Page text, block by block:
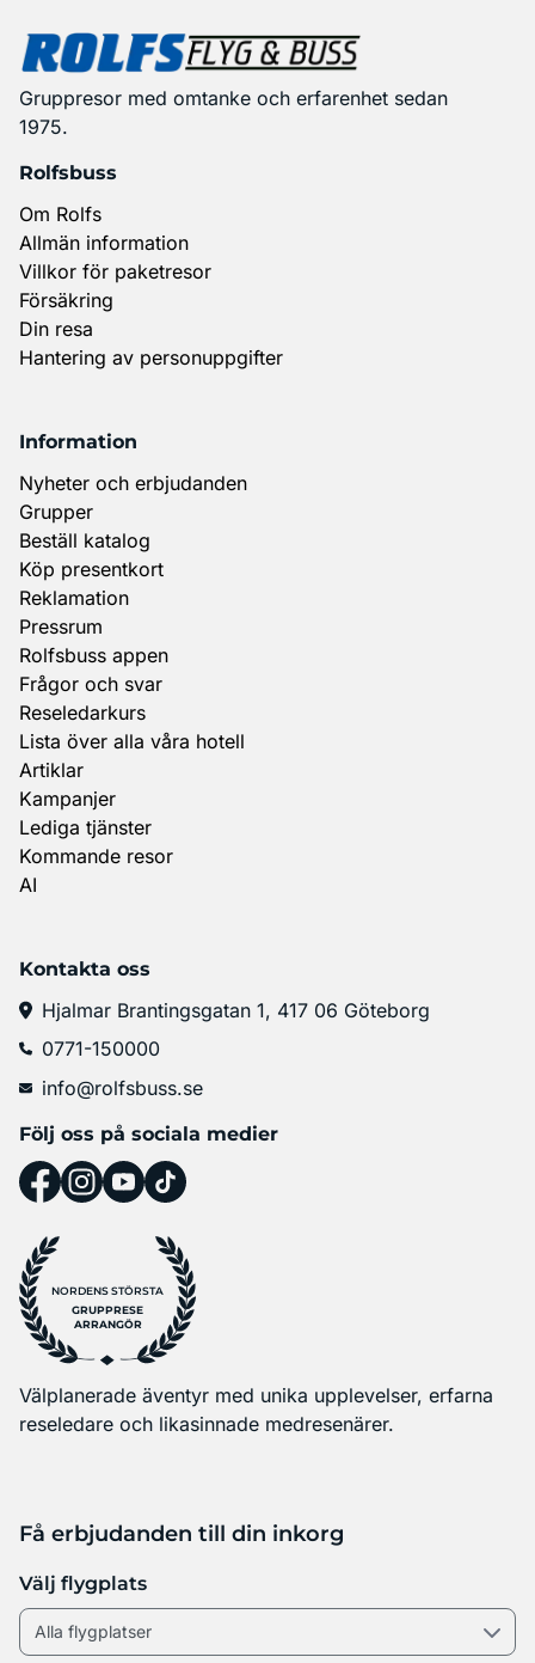
Gruppresor med omtanke och erfarenhet sedan
1975.
Rolfsbuss
Om Rolfs
Allmän information
Villkor för paketresor
Försäkring
Din resa
Hantering av personuppgifter
Information
Nyheter och erbjudanden
Grupper
Beställ katalog
Köp presentkort
Reklamation
Pressrum
Rolfsbuss appen
Frågor och svar
Reseledarkurs
Lista över alla våra hotell
Artiklar
Kampanjer
Lediga tjänster
Kommande resor
AI
Kontakta oss
Hjalmar Brantingsgatan 1, 417 06 Göteborg
0771-150000
info@rolfsbuss.se
Följ oss på sociala medier
NORDENS STÖRSTA
GRUPPRESE
ARRANGÖR
Välplanerade äventyr med unika upplevelser, erfarna
reseledare och likasinnade medresenärer.
Få erbjudanden till din inkorg
Välj flygplats